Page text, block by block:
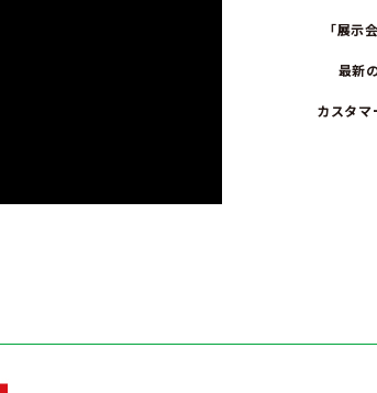
「展示
最新
カスタマ